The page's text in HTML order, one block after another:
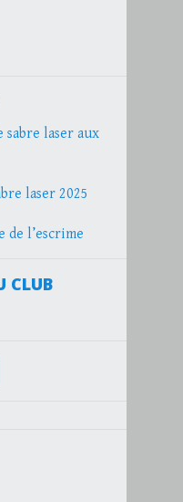
laser aux
laser 2025
l’escrime
CLUB